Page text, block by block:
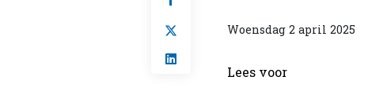
Woensdag 2 april 2025
Lees voor